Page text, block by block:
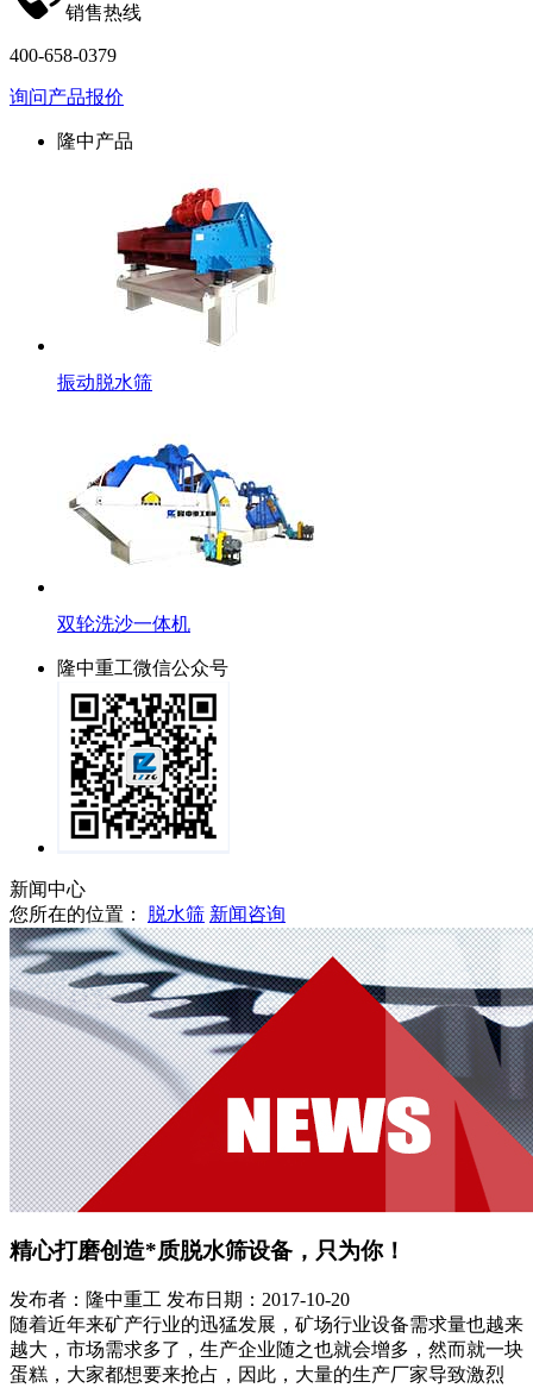
销售热线
400-658-0379
询问产品报价
隆中产品
振动脱水筛
双轮洗沙一体机
隆中重工微信公众号
新闻中心
您所在的位置：
脱水筛 新闻咨询
精心打磨创造*质脱水筛设备，只为你！
发布者：隆中重工 发布日期：2017-10-20
随着近年来矿产行业的迅猛发展，矿场行业设备需求量也越来
越大，市场需求多了，生产企业随之也就会增多，然而就一块
蛋糕，大家都想要来抢占，因此，大量的生产厂家导致激烈